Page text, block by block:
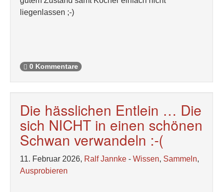
liegenlassen ;-)
0 Kommentare
Die hässlichen Entlein … Die
sich NICHT in einen schönen
Schwan verwandeln :-(
11. Februar 2026, Ralf Jannke - Wissen, Sammeln,
Ausprobieren